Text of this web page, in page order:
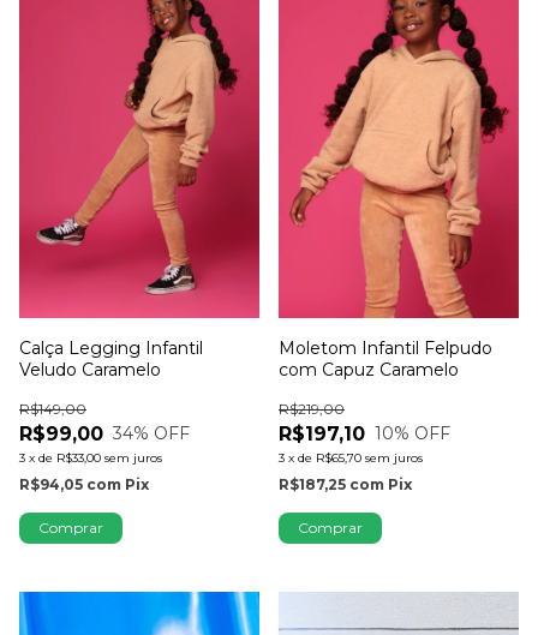
Calça Legging Infantil
Veludo Caramelo
R$99,00
R$149,00
34% OFF
3 x de R$33,00 sem juros
R$94,05 com Pix
Comprar
Moletom Infantil Felpudo
com Capuz Caramelo
R$197,10
R$219,00
10% OFF
3 x de R$65,70 sem juros
R$187,25 com Pix
Comprar